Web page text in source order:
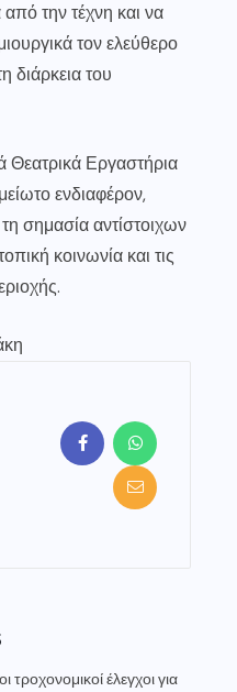
την τέχνη και να
τον ελεύθερο
διάρκεια του
Θεατρικά Εργαστήρια
ενδιαφέρον,
σημασία αντίστοιχων
κοινωνία και τις
τροχονομικοί έλεγχοι για